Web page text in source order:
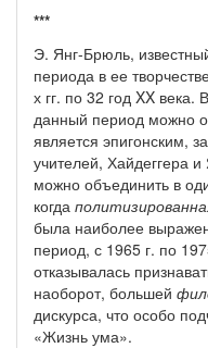
***
Э. Янг-Брюль,
периода в ее
х гг. по 32 год XX
данный период можно
является эпигонским,
учителей, Хайдеггера
можно объединить в
когда
была наиболее
период, с 1965 г. по
отказывалась
наоборот, большей
дискурса, что особо
«Жизнь ума».